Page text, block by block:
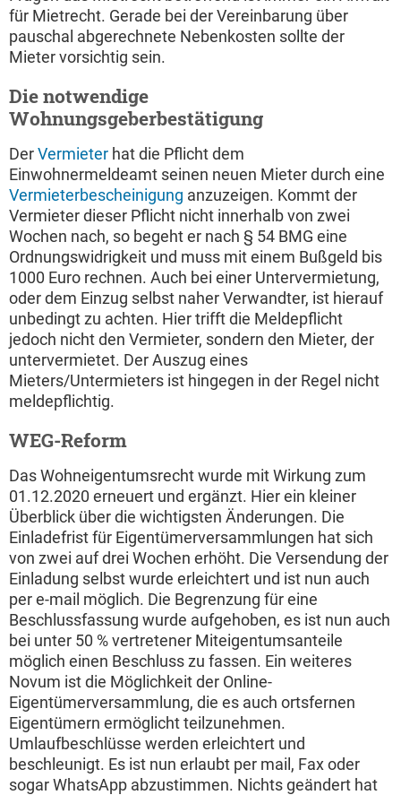
für Mietrecht. Gerade bei der Vereinbarung über
pauschal abgerechnete Nebenkosten sollte der
Mieter vorsichtig sein.
Die notwendige
Wohnungsgeberbestätigung
DerVermieter hat die Pflicht dem
Einwohnermeldeamt seinen neuen Mieter durch eine
Vermieterbescheinigung anzuzeigen. Kommt der
Vermieter dieser Pflicht nicht innerhalb von zwei
Wochen nach, so begeht er nach § 54 BMG eine
Ordnungswidrigkeit und muss mit einem Bußgeld bis
1000 Euro rechnen. Auch bei einer Untervermietung,
oder dem Einzug selbst naher Verwandter, ist hierauf
unbedingt zu achten. Hier trifft die Meldepflicht
jedoch nicht den Vermieter, sondern den Mieter, der
untervermietet. Der Auszug eines
Mieters/Untermieters ist hingegen in der Regel nicht
meldepflichtig.
WEG-Reform
Das Wohneigentumsrecht wurde mit Wirkung zum
01.12.2020 erneuert und ergänzt. Hier ein kleiner
Überblick über die wichtigsten Änderungen. Die
Einladefrist für Eigentümerversammlungen hat sich
von zwei auf drei Wochen erhöht. Die Versendung der
Einladung selbst wurde erleichtert und ist nun auch
per e-mail möglich. Die Begrenzung für eine
Beschlussfassung wurde aufgehoben, es ist nun auch
bei unter 50 % vertretener Miteigentumsanteile
möglich einen Beschluss zu fassen. Ein weiteres
Novum ist die Möglichkeit der Online-
Eigentümerversammlung, die es auch ortsfernen
Eigentümern ermöglicht teilzunehmen.
Umlaufbeschlüsse werden erleichtert und
beschleunigt. Es ist nun erlaubt per mail, Fax oder
sogar WhatsApp abzustimmen. Nichts geändert hat